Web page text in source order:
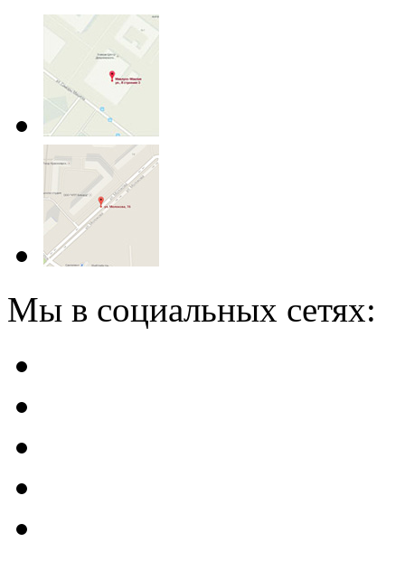
Мы в социальных сетях: